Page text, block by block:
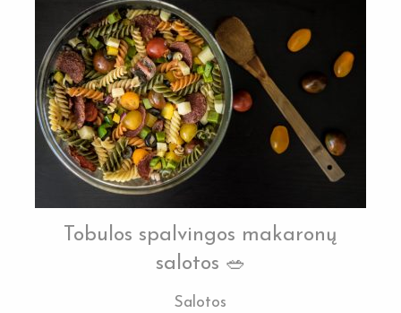
Tobulos spalvingos makaronų
salotos 🥗
Salotos